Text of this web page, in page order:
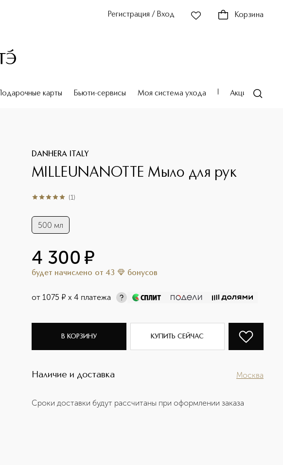
Регистрация / Вход Корзина
Подарочные карты Бьюти-сервисы Моя система ухода Акции
DANHERA ITALY
MILLEUNANOTTE Мыло для рук
5из 51 (1)
500 мл
4 300 ¤
будет начислено от 43 бонусов
от 1075 ¤ х 4 платежа
В КОРЗИНУ КУПИТЬ СЕЙЧАС
Наличие и доставка Москва
Сроки доставки будут рассчитаны при оформлении заказа